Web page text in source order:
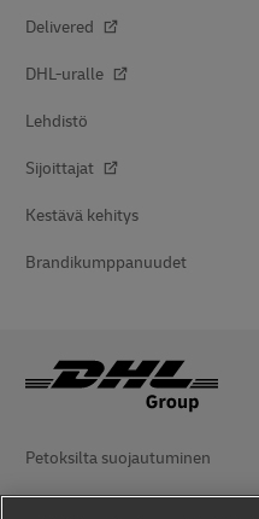
Delivered
DHL-uralle
Lehdistö
Sijoittajat
Kestävä kehitys
Brandikumppanuudet
Petoksilta suojautuminen